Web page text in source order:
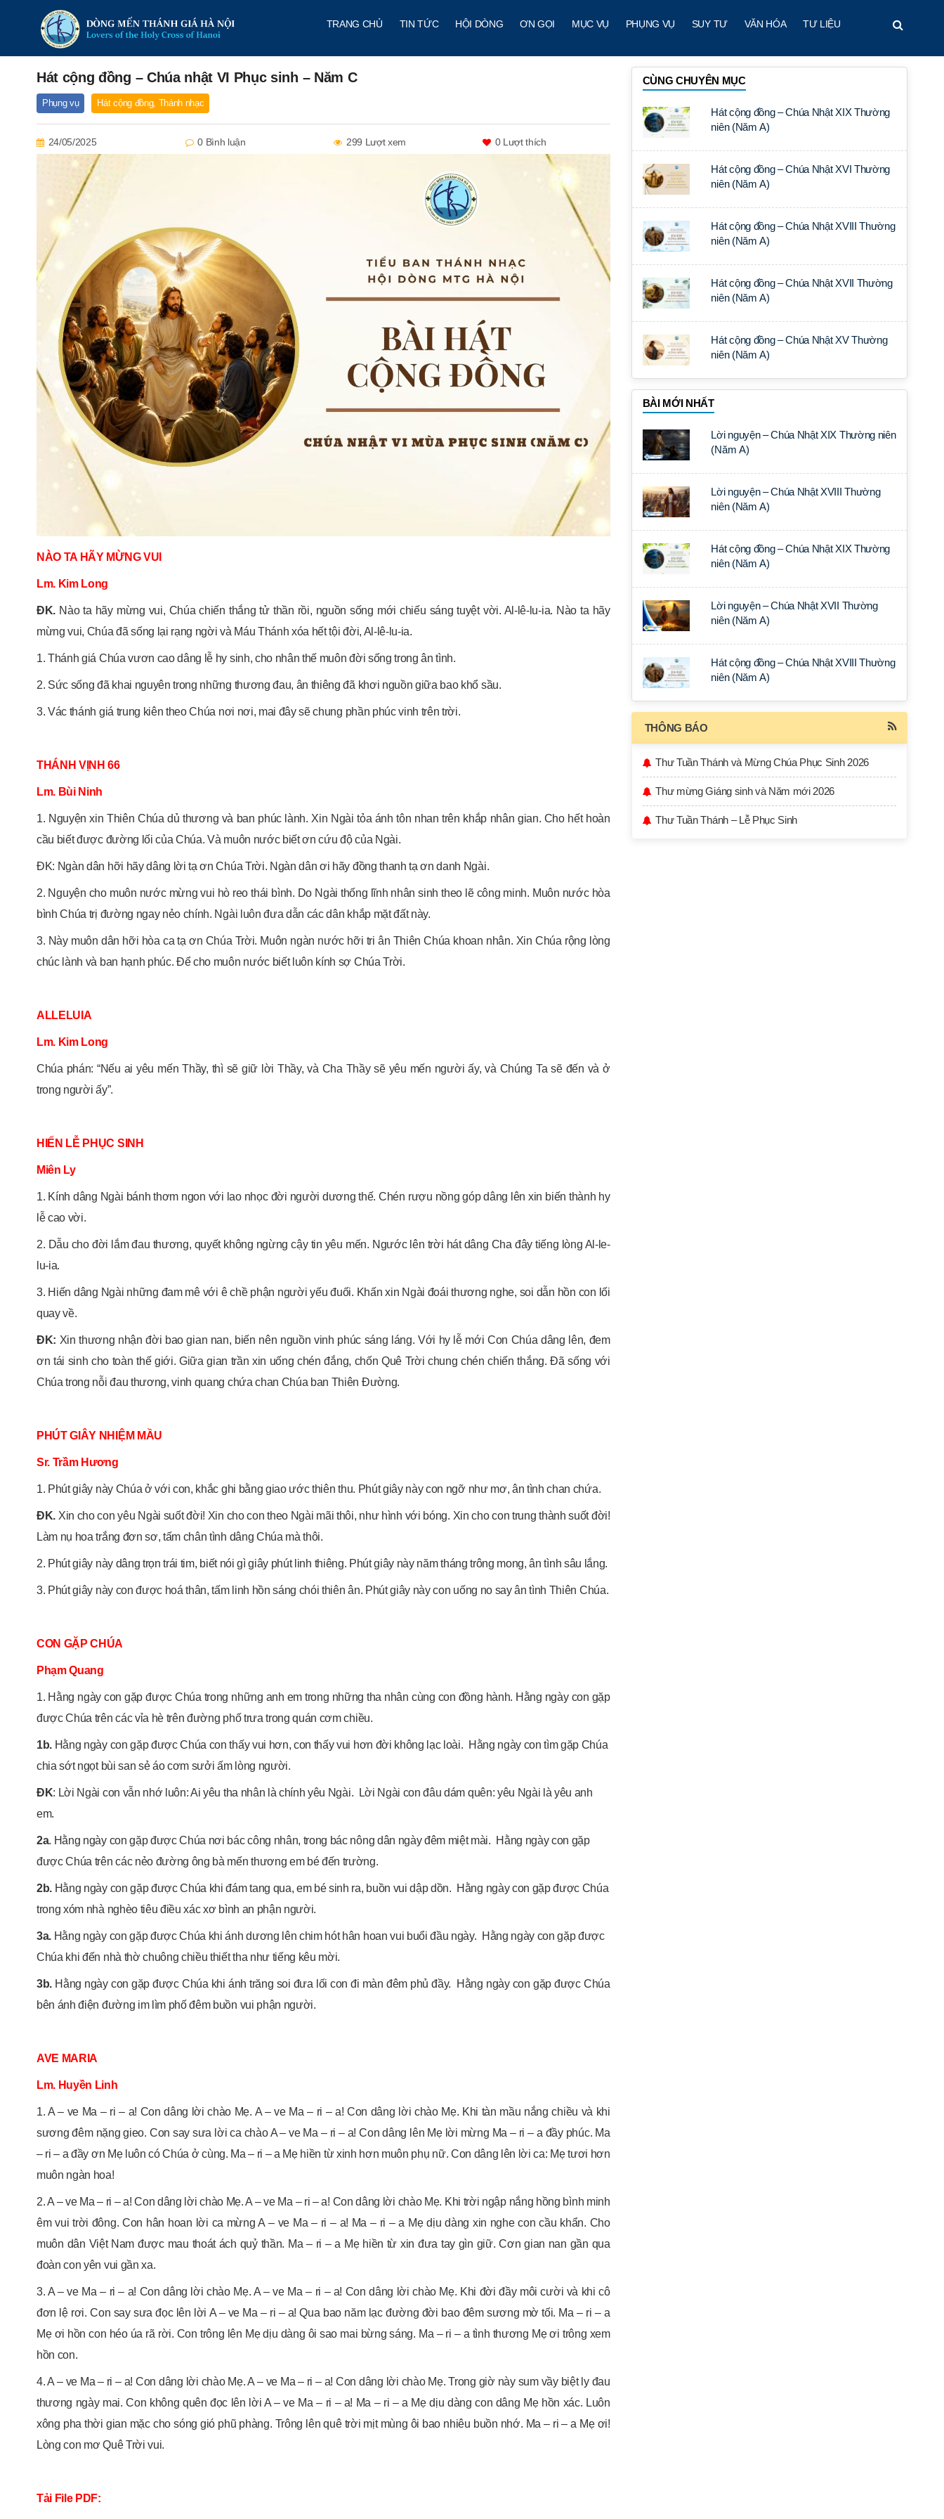
TRANG CHỦ TIN TỨC HỘI DÒNG ƠN GỌI MỤC VỤ PHỤNG VỤ SUY TƯ VĂN HÓA TƯ LIỆU
Hát cộng đồng – Chúa nhật VI Phục sinh – Năm C
Phụng vụ Hát cộng đồng, Thánh nhạc
24/05/2025 0 Bình luận 299 Lượt xem 0Lượt thích
NÀO TA HÃY MỪNG VUI
Lm. Kim Long
ĐK. Nào ta hãy mừng vui, Chúa chiến thắng tử thần rồi, nguồn sống mới chiếu sáng tuyệt vời. Al-lê-lu-ia. Nào ta hãy
mừng vui, Chúa đã sống lại rạng ngời và Máu Thánh xóa hết tội đời, Al-lê-lu-ia.
1. Thánh giá Chúa vươn cao dâng lễ hy sinh, cho nhân thế muôn đời sống trong ân tình.
2. Sức sống đã khai nguyên trong những thương đau, ân thiêng đã khơi nguồn giữa bao khổ sầu.
3. Vác thánh giá trung kiên theo Chúa nơi nơi, mai đây sẽ chung phần phúc vinh trên trời.
THÁNH VỊNH 66
Lm. Bùi Ninh
1. Nguyện xin Thiên Chúa dủ thương và ban phúc lành. Xin Ngài tỏa ánh tôn nhan trên khắp nhân gian. Cho hết hoàn
cầu biết được đường lối của Chúa. Và muôn nước biết ơn cứu độ của Ngài.
ĐK: Ngàn dân hỡi hãy dâng lời tạ ơn Chúa Trời. Ngàn dân ơi hãy đồng thanh tạ ơn danh Ngài.
2. Nguyện cho muôn nước mừng vui hò reo thái bình. Do Ngài thống lĩnh nhân sinh theo lẽ công minh. Muôn nước hòa
bình Chúa trị đường ngay nẻo chính. Ngài luôn đưa dẫn các dân khắp mặt đất này.
3. Này muôn dân hỡi hòa ca tạ ơn Chúa Trời. Muôn ngàn nước hỡi tri ân Thiên Chúa khoan nhân. Xin Chúa rộng lòng
chúc lành và ban hạnh phúc. Để cho muôn nước biết luôn kính sợ Chúa Trời.
ALLELUIA
Lm. Kim Long
Chúa phán: “Nếu ai yêu mến Thầy, thì sẽ giữ lời Thầy, và Cha Thầy sẽ yêu mến người ấy, và Chúng Ta sẽ đến và ở
trong người ấy”.
HIẾN LỄ PHỤC SINH
Miên Ly
1. Kính dâng Ngài bánh thơm ngon với lao nhọc đời người dương thế. Chén rượu nồng góp dâng lên xin biến thành hy
lễ cao vời.
2. Dẫu cho đời lắm đau thương, quyết không ngừng cậy tin yêu mến. Ngước lên trời hát dâng Cha đây tiếng lòng Al-le-
lu-ia.
3. Hiến dâng Ngài những đam mê với ê chề phận người yếu đuối. Khấn xin Ngài đoái thương nghe, soi dẫn hồn con lối
quay về.
ĐK: Xin thương nhận đời bao gian nan, biến nên nguồn vinh phúc sáng láng. Với hy lễ mới Con Chúa dâng lên, đem
ơn tái sinh cho toàn thế giới. Giữa gian trần xin uống chén đắng, chốn Quê Trời chung chén chiến thắng. Đã sống với
Chúa trong nỗi đau thương, vinh quang chứa chan Chúa ban Thiên Đường.
PHÚT GIÂY NHIỆM MẦU
Sr. Trầm Hương
1. Phút giây này Chúa ở với con, khắc ghi bằng giao ước thiên thu. Phút giây này con ngỡ như mơ, ân tình chan chứa.
ĐK. Xin cho con yêu Ngài suốt đời! Xin cho con theo Ngài mãi thôi, như hình với bóng. Xin cho con trung thành suốt đời!
Làm nụ hoa trắng đơn sơ, tấm chân tình dâng Chúa mà thôi.
2. Phút giây này dâng trọn trái tim, biết nói gì giây phút linh thiêng. Phút giây này năm tháng trông mong, ân tình sâu lắng.
3. Phút giây này con được hoá thân, tấm linh hồn sáng chói thiên ân. Phút giây này con uống no say ân tình Thiên Chúa.
CON GẶP CHÚA
Phạm Quang
1. Hằng ngày con gặp được Chúa trong những anh em trong những tha nhân cùng con đồng hành. Hằng ngày con gặp
được Chúa trên các vỉa hè trên đường phố trưa trong quán cơm chiều.
1b. Hằng ngày con gặp được Chúa con thấy vui hơn, con thấy vui hơn đời không lạc loài. Hằng ngày con tìm gặp Chúa
chia sớt ngọt bùi san sẻ áo cơm sưởi ấm lòng người.
ĐK: Lời Ngài con vẫn nhớ luôn: Ai yêu tha nhân là chính yêu Ngài. Lời Ngài con đâu dám quên: yêu Ngài là yêu anh
em.
2a. Hằng ngày con gặp được Chúa nơi bác công nhân, trong bác nông dân ngày đêm miệt mài. Hằng ngày con gặp
được Chúa trên các nẻo đường ông bà mến thương em bé đến trường.
2b. Hằng ngày con gặp được Chúa khi đám tang qua, em bé sinh ra, buồn vui dập dồn. Hằng ngày con gặp được Chúa
trong xóm nhà nghèo tiêu điều xác xơ bình an phận người.
3a. Hằng ngày con gặp được Chúa khi ánh dương lên chim hót hân hoan vui buổi đầu ngày. Hằng ngày con gặp được
Chúa khi đến nhà thờ chuông chiều thiết tha như tiếng kêu mời.
3b. Hằng ngày con gặp được Chúa khi ánh trăng soi đưa lối con đi màn đêm phủ đầy. Hằng ngày con gặp được Chúa
bên ánh điện đường im lìm phố đêm buồn vui phận người.
AVE MARIA
Lm. Huyền Linh
1. A – ve Ma – ri – a! Con dâng lời chào Mẹ. A – ve Ma – ri – a! Con dâng lời chào Mẹ. Khi tàn mầu nắng chiều và khi
sương đêm nặng gieo. Con say sưa lời ca chào A – ve Ma – ri – a! Con dâng lên Mẹ lời mừng Ma – ri – a đầy phúc. Ma
– ri – a đầy ơn Mẹ luôn có Chúa ở cùng. Ma – ri – a Mẹ hiền từ xinh hơn muôn phụ nữ. Con dâng lên lời ca: Mẹ tươi hơn
muôn ngàn hoa!
2. A – ve Ma – ri – a! Con dâng lời chào Mẹ. A – ve Ma – ri – a! Con dâng lời chào Mẹ. Khi trời ngập nắng hồng bình minh
êm vui trời đông. Con hân hoan lời ca mừng A – ve Ma – ri – a! Ma – ri – a Mẹ dịu dàng xin nghe con cầu khẩn. Cho
muôn dân Việt Nam được mau thoát ách quỷ thần. Ma – ri – a Mẹ hiền từ xin đưa tay gìn giữ. Cơn gian nan gần qua
đoàn con yên vui gần xa.
3. A – ve Ma – ri – a! Con dâng lời chào Mẹ. A – ve Ma – ri – a! Con dâng lời chào Mẹ. Khi đời đầy môi cười và khi cô
đơn lệ rơi. Con say sưa đọc lên lời A – ve Ma – ri – a! Qua bao năm lạc đường đời bao đêm sương mờ tối. Ma – ri – a
Mẹ ơi hồn con héo úa rã rời. Con trông lên Mẹ dịu dàng ôi sao mai bừng sáng. Ma – ri – a tình thương Mẹ ơi trông xem
hồn con.
4. A – ve Ma – ri – a! Con dâng lời chào Mẹ. A – ve Ma – ri – a! Con dâng lời chào Mẹ. Trong giờ này sum vầy biệt ly đau
thương ngày mai. Con không quên đọc lên lời A – ve Ma – ri – a! Ma – ri – a Mẹ dịu dàng con dâng Mẹ hồn xác. Luôn
xông pha thời gian mặc cho sóng gió phũ phàng. Trông lên quê trời mịt mùng ôi bao nhiêu buồn nhớ. Ma – ri – a Mẹ ơi!
Lòng con mơ Quê Trời vui.
Tải File PDF:
CÙNG CHUYÊN MỤC
Hát cộng đồng – Chúa Nhật XIX Thường
niên (Năm A)
Hát cộng đồng – Chúa Nhật XVI Thường
niên (Năm A)
Hát cộng đồng – Chúa Nhật XVIII Thường
niên (Năm A)
Hát cộng đồng – Chúa Nhật XVII Thường
niên (Năm A)
Hát cộng đồng – Chúa Nhật XV Thường
niên (Năm A)
BÀI MỚI NHẤT
Lời nguyện – Chúa Nhật XIX Thường niên
(Năm A)
Lời nguyện – Chúa Nhật XVIII Thường
niên (Năm A)
Hát cộng đồng – Chúa Nhật XIX Thường
niên (Năm A)
Lời nguyện – Chúa Nhật XVII Thường
niên (Năm A)
Hát cộng đồng – Chúa Nhật XVIII Thường
niên (Năm A)
THÔNG BÁO
Thư Tuần Thánh và Mừng Chúa Phục Sinh 2026
Thư mừng Giáng sinh và Năm mới 2026
Thư Tuần Thánh – Lễ Phục Sinh